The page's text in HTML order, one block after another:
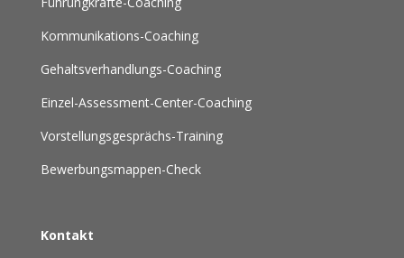
Kommunikations-Coaching
Gehaltsverhandlungs-Coaching
Einzel-Assessment-Center-Coaching
Vorstellungsgesprächs-Training
Bewerbungsmappen-Check
Kontakt